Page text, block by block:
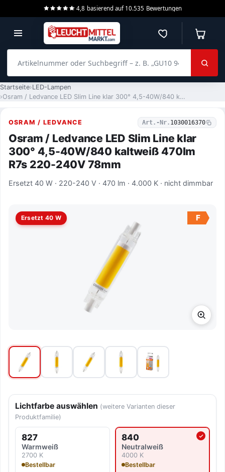
4,8 basierend auf 10.535 Bewertungen
Merkzettel
Startseite LED-Lampen
Osram / Ledvance LED Slim Line klar 300° 4,5-40W/840 kaltweiß 470lm R7s 220-240V 78mm
OSRAM / LEDVANCE Art.-Nr. 1030016370
Osram / Ledvance LED Slim Line klar
300° 4,5-40W/840 kaltweiß 470lm
R7s 220-240V 78mm
Ersetzt 40 W · 220-240 V · 470 lm · 4.000 K · nicht dimmbar
Ersetzt 40 W F
Lichtfarbe auswählen (weitere Varianten dieser
Produktfamilie)
827
Warmweiß
2700 K
Bestellbar
840
Neutralweiß
4000 K
Bestellbar
Aktuell ausgewählte